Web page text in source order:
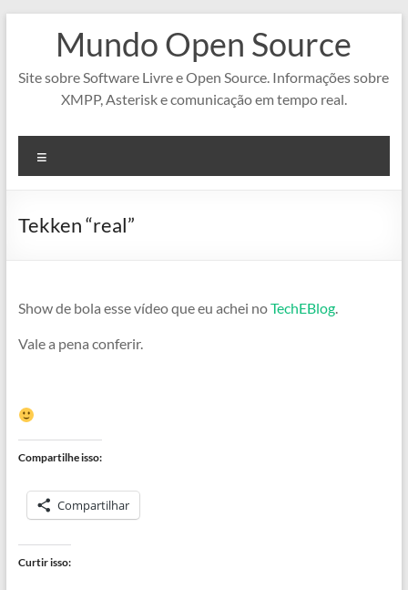
conteúdo
Mundo Open Source
Site sobre Software Livre e Open Source. Informações sobre
XMPP, Asterisk e comunicação em tempo real.
Tekken “real”
Show de bola esse vídeo que eu achei noTechEBlog.
Vale a pena conferir.
Compartilhe isso:
Compartilhar
Curtir isso: